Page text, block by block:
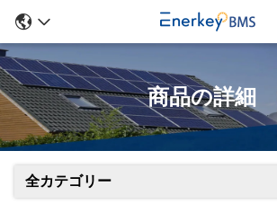
商品の詳細
全カテゴリー